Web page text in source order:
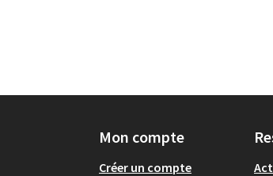
Mon compte
Créer un compte